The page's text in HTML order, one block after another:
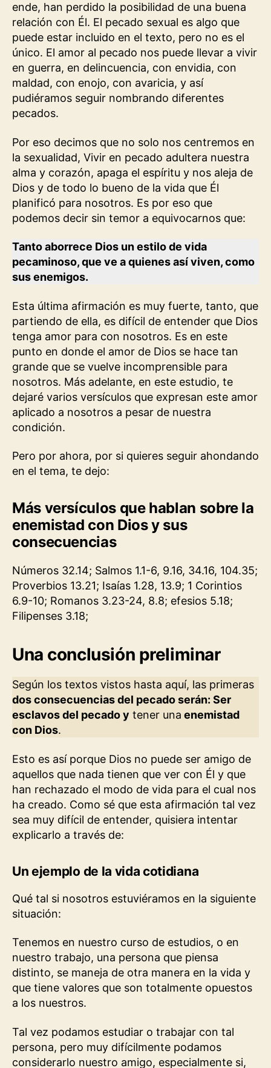
ende, han perdido la posibilidad de una buena
relación con Él. El pecado sexual es algo que
puede estar incluido en el texto, pero no es el
único. El amor al pecado nos puede llevar a vivir
en guerra, en delincuencia, con envidia, con
maldad, con enojo, con avaricia, y así
pudiéramos seguir nombrando diferentes
pecados.
Por eso decimos que no solo nos centremos en
la sexualidad, Vivir en pecado adultera nuestra
alma y corazón, apaga el espíritu y nos aleja de
Dios y de todo lo bueno de la vida que Él
planificó para nosotros. Es por eso que
podemos decir sin temor a equivocarnos que:
Tanto aborrece Dios un estilo de vida
pecaminoso, que ve a quienes así viven, como
sus enemigos.
Esta última afirmación es muy fuerte, tanto, que
partiendo de ella, es difícil de entender que Dios
tenga amor para con nosotros. Es en este
punto en donde el amor de Dios se hace tan
grande que se vuelve incomprensible para
nosotros. Más adelante, en este estudio, te
dejaré varios versículos que expresan este amor
aplicado a nosotros a pesar de nuestra
condición.
Pero por ahora, por si quieres seguir ahondando
en el tema, te dejo:
Más versículos que hablan sobre la
enemistad con Dios y sus
consecuencias
Números 32.14; Salmos 1.1-6, 9.16, 34.16, 104.35;
Proverbios 13.21; Isaías 1.28, 13.9; 1 Corintios
6.9-10; Romanos 3.23-24, 8.8; efesios 5.18;
Filipenses 3.18;
Una conclusión preliminar
Según los textos vistos hasta aquí, las primeras
dos consecuencias del pecado serán: Ser
esclavos del pecado y tener una enemistad
con Dios.
Esto es así porque Dios no puede ser amigo de
aquellos que nada tienen que ver con Él y que
han rechazado el modo de vida para el cual nos
ha creado. Como sé que esta afirmación tal vez
sea muy difícil de entender, quisiera intentar
explicarlo a través de:
Un ejemplo de la vida cotidiana
Qué tal si nosotros estuviéramos en la siguiente
situación:
Tenemos en nuestro curso de estudios, o en
nuestro trabajo, una persona que piensa
distinto, se maneja de otra manera en la vida y
que tiene valores que son totalmente opuestos
a los nuestros.
Tal vez podamos estudiar o trabajar con tal
persona, pero muy difícilmente podamos
considerarlo nuestro amigo, especialmente si,